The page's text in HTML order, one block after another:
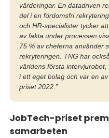
värderingar. En datadriven
del i en fördomsfri
och HR-specialister tycker
av fakta under processen
75 % av cheferna använder
rekryteringen. TNG har
världens första
i ett eget bolag och var en
priset 2022.”
JobTech-priset
samarbeten